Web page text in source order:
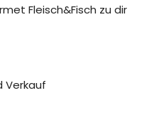
Fleisch&Fisch zu dir
Verkauf